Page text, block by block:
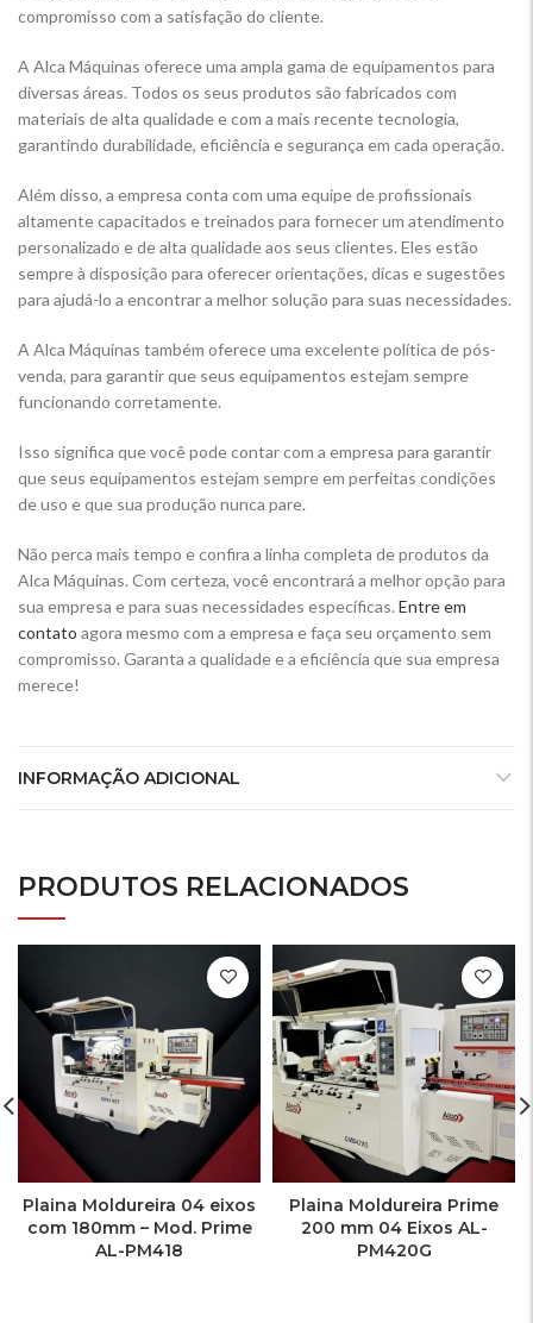
compromisso com a satisfação do cliente.
A Alca Máquinas oferece uma ampla gama de equipamentos para
diversas áreas. Todos os seus produtos são fabricados com
materiais de alta qualidade e com a mais recente tecnologia,
garantindo durabilidade, eficiência e segurança em cada operação.
Além disso, a empresa conta com uma equipe de profissionais
altamente capacitados e treinados para fornecer um atendimento
personalizado e de alta qualidade aos seus clientes. Eles estão
sempre à disposição para oferecer orientações, dicas e sugestões
para ajudá-lo a encontrar a melhor solução para suas necessidades.
A Alca Máquinas também oferece uma excelente política de pós-
venda, para garantir que seus equipamentos estejam sempre
funcionando corretamente.
Isso significa que você pode contar com a empresa para garantir
que seus equipamentos estejam sempre em perfeitas condições
de uso e que sua produção nunca pare.
Não perca mais tempo e confira a linha completa de produtos da
Alca Máquinas. Com certeza, você encontrará a melhor opção para
sua empresa e para suas necessidades específicas. Entre em
contato agora mesmo com a empresa e faça seu orçamento sem
compromisso. Garanta a qualidade e a eficiência que sua empresa
merece!
INFORMAÇÃO ADICIONAL
PRODUTOS RELACIONADOS
Plaina Moldureira 04 eixos
com 180mm – Mod. Prime
AL-PM418
Plaina Moldureira Prime
200 mm 04 Eixos AL-
PM420G